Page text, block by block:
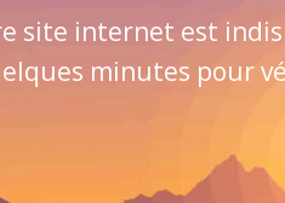
site internet est
minutes pour